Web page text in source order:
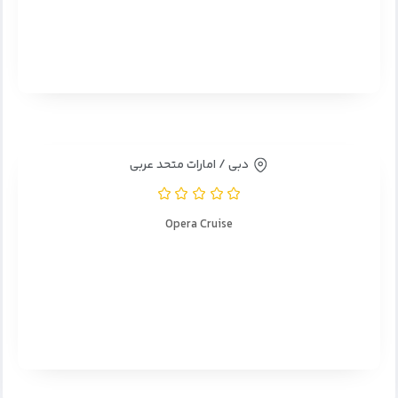
دبی / امارات متحد عربی
Opera Cruise